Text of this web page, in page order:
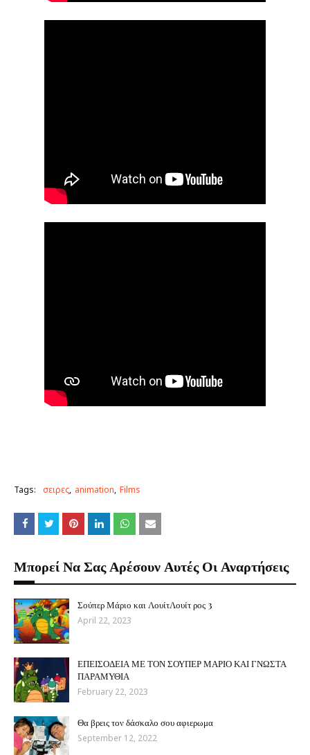
Tags: σειρες animation Films
Μπορεί Να Σας Αρέσουν Αυτές Οι Αναρτήσεις
Σούπερ Μάριο και ΛουίτΛουίτ ρος 3
April 22, 2023
ΕΠΕΙΣΟΔΕΙΑ ΜΕ ΤΟΝ ΣΟΥΠΕΡ ΜΑΡΙΟ ΚΑΙ ΓΝΩΣΤΑ
ΠΑΡΑΜΥΘΙΑ
February 22, 2023
Θα βρεις τον δάσκαλο σου αφιερωμα
September 12, 2022